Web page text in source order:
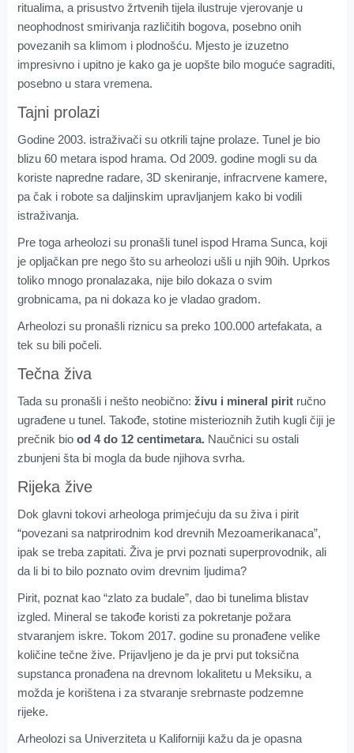
ritualima, a prisustvo žrtvenih tijela ilustruje vjerovanje u
neophodnost smirivanja različitih bogova, posebno onih
povezanih sa klimom i plodnošću. Mjesto je izuzetno
impresivno i upitno je kako ga je uopšte bilo moguće sagraditi,
posebno u stara vremena.
Tajni prolazi
Godine 2003. istraživači su otkrili tajne prolaze. Tunel je bio
blizu 60 metara ispod hrama. Od 2009. godine mogli su da
koriste napredne radare, 3D skeniranje, infracrvene kamere,
pa čak i robote sa daljinskim upravljanjem kako bi vodili
istraživanja.
Pre toga arheolozi su pronašli tunel ispod Hrama Sunca, koji
je opljačkan pre nego što su arheolozi ušli u njih 90ih. Uprkos
toliko mnogo pronalazaka, nije bilo dokaza o svim
grobnicama, pa ni dokaza ko je vladao gradom.
Arheolozi su pronašli riznicu sa preko 100.000 artefakata, a
tek su bili počeli.
Tečna živa
Tada su pronašli i nešto neobično: živu i mineral piritručno
ugrađene u tunel. Takođe, stotine misterioznih žutih kugli čiji je
prečnik bio od 4 do 12 centimetara.Naučnici su ostali
zbunjeni šta bi mogla da bude njihova svrha.
Rijeka žive
Dok glavni tokovi arheologa primjećuju da su živa i pirit
“povezani sa natprirodnim kod drevnih Mezoamerikanaca”,
ipak se treba zapitati. Živa je prvi poznati superprovodnik, ali
da li bi to bilo poznato ovim drevnim ljudima?
Pirit, poznat kao “zlato za budale”, dao bi tunelima blistav
izgled. Mineral se takođe koristi za pokretanje požara
stvaranjem iskre. Tokom 2017. godine su pronađene velike
količine tečne žive. Prijavljeno je da je prvi put toksična
supstanca pronađena na drevnom lokalitetu u Meksiku, a
možda je korištena i za stvaranje srebrnaste podzemne
rijeke.
Arheolozi sa Univerziteta u Kaliforniji kažu da je opasna